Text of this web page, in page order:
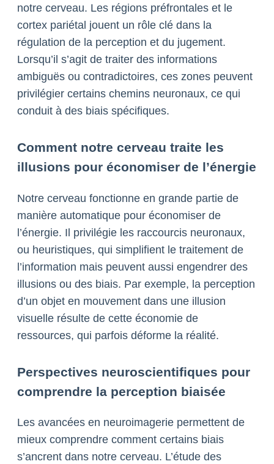
notre cerveau. Les régions préfrontales et le
cortex pariétal jouent un rôle clé dans la
régulation de la perception et du jugement.
Lorsqu’il s’agit de traiter des informations
ambiguës ou contradictoires, ces zones peuvent
privilégier certains chemins neuronaux, ce qui
conduit à des biais spécifiques.
Comment notre cerveau traite les
illusions pour économiser de l’énergie
Notre cerveau fonctionne en grande partie de
manière automatique pour économiser de
l’énergie. Il privilégie les raccourcis neuronaux,
ou heuristiques, qui simplifient le traitement de
l’information mais peuvent aussi engendrer des
illusions ou des biais. Par exemple, la perception
d’un objet en mouvement dans une illusion
visuelle résulte de cette économie de
ressources, qui parfois déforme la réalité.
Perspectives neuroscientifiques pour
comprendre la perception biaisée
Les avancées en neuroimagerie permettent de
mieux comprendre comment certains biais
s’ancrent dans notre cerveau. L’étude des